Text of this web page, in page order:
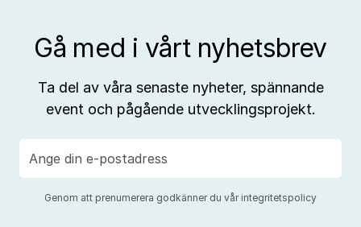
Gå med i vårt nyhetsbrev
Ta del av våra senaste nyheter, spännande
event och pågående utvecklingsprojekt.
post
Genom att prenumerera godkänner du vår integritetspolicy